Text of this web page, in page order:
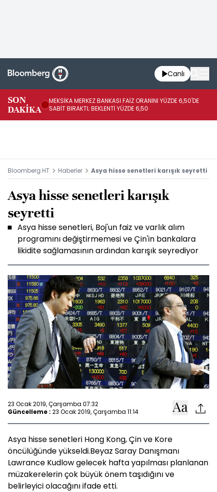
Canlı
SON
DAKİKA
MEKSİKA MERKEZ BANKASI FAİZ ORANINI YÜZDE 6,50'DE
SABİT BIRAKTI; BEKLENTİ YÜZDE 6,50
Bloomberg HT Haberler Asya hisse senetleri karışık seyretti
Asya hisse senetleri karışık
seyretti
Asya hisse senetleri, Boj'un faiz ve varlık alım
programını değiştirmemesi ve Çin'in bankalara
likidite sağlamasının ardından karışık seyrediyor
23 Ocak 2019, Çarşamba 07:32
Güncelleme : 23 Ocak 2019, Çarşamba 11:14
Asya hisse senetleri Hong Kong, Çin ve Kore
öncülüğünde yükseldi.Beyaz Saray Danışmanı
Lawrance Kudlow gelecek hafta yapılması planlanan
müzakerelerin çok büyük önem taşıdığını ve
belirleyici olacağını ifade etti.